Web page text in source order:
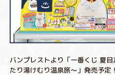
バンプレストより「一番くじ 夏
たり湯けむり温泉旅～」発売予定！